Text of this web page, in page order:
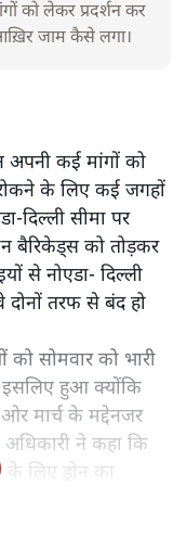
को लेकर प्रदर्शन कर
जाम कैसे लगा।
अपनी कई मांगों को
के लिए कई जगहों
दिल्ली सीमा पर
बैरिकेड्स को तोड़कर
से नोएडा- दिल्ली
दोनों तरफ से बंद हो
को सोमवार को भारी
इसलिए हुआ क्योंकि
ओर मार्च के मद्देनजर
ने कहा कि
लिए ड्रोन का